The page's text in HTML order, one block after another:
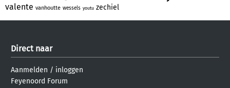
valente vanhoutte wessels youtu zechiel
Direct naar
Aanmelden / inloggen
Feyenoord Forum